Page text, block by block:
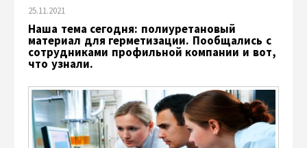
25.11.2021
Наша тема сегодня: полиуретановый
материал для герметизации. Пообщались с
сотрудниками профильной компании и вот,
что узнали.